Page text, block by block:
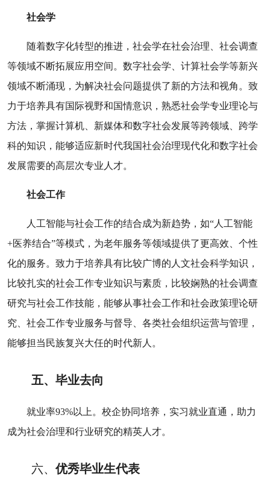
社会学
随着数字化转型的推进，社会学在社会治理、社会调查
等领域不断拓展应用空间。数字社会学、计算社会学等新兴
领域不断涌现，为解决社会问题提供了新的方法和视角。致
力于培养具有国际视野和国情意识，熟悉社会学专业理论与
方法，掌握计算机、新媒体和数字社会发展等跨领域、跨学
科的知识，能够适应新时代我国社会治理现代化和数字社会
发展需要的高层次专业人才。
社会工作
人工智能与社会工作的结合成为新趋势，如“人工智能
+医养结合”等模式，为老年服务等领域提供了更高效、个性
化的服务。致力于培养具有比较广博的人文社会科学知识，
比较扎实的社会工作专业知识与素质，比较娴熟的社会调查
研究与社会工作技能，能够从事社会工作和社会政策理论研
究、社会工作专业服务与督导、各类社会组织运营与管理，
能够担当民族复兴大任的时代新人。
五、毕业去向
就业率93%以上。校企协同培养，实习就业直通，助力
成为社会治理和行业研究的精英人才。
六、优秀毕业生代表